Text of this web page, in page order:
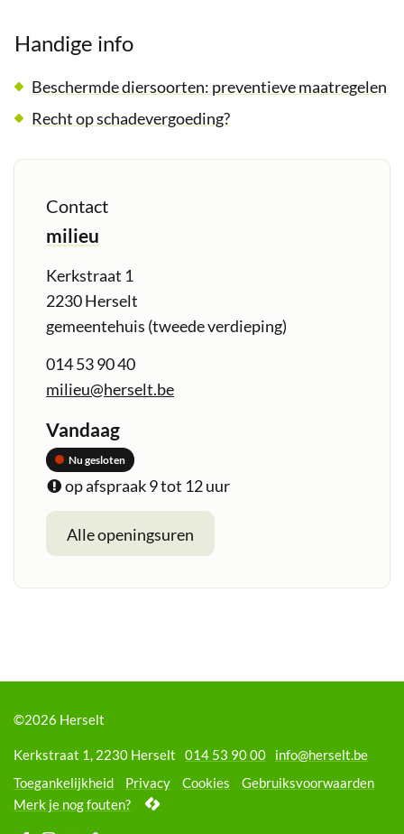
Handige info
Beschermde diersoorten: preventieve maatregelen
Recht op schadevergoeding?
Contact
milieu
Adres
Kerkstraat 1
,2230Herselt
gemeentehuis (tweede verdieping)
Tel.
014 53 90 40
E-
milieu@herselt.be
Openingsuren
Vandaag
Nu gesloten
op afspraak9tot 12uur
Alle openingsuren
©2026 Herselt
Adres
Kerkstraat 1, 2230 Herselt
Tel. 014 53 90 00
E-
mail
info@herselt.be
Toegankelijkheid
Privacy Cookies
Gebruiksvoorwaarden
Merk je nog fouten?